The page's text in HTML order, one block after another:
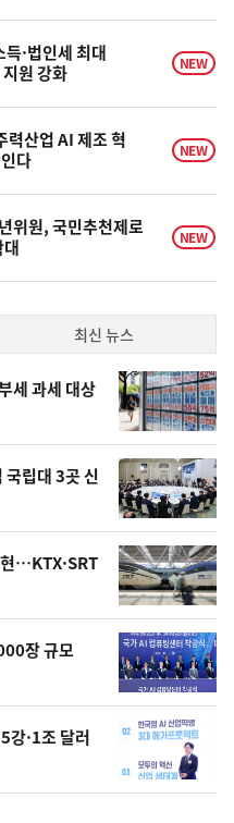
승
·법인세 최대
원 강화
NEW
력산업 AI 제조 혁
다
NEW
위원, 국민추천제로
NEW
최신 뉴스
세 과세 대상
립대 3곳 신
…KTX·SRT
장 규모
강·1조 달러